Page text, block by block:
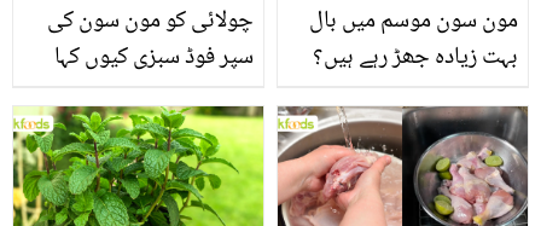
چولائی کو مون سون کی
سپر فوڈ سبزی کیوں کہا
منرلز اور اینٹی آکسیڈنٹس
سے بھرپور اس سبزی کے
فائدے
مون سون موسم میں بال
بہت زیادہ جھڑ رہے ہیں؟
بنانے کے چند قدرتی طریقے